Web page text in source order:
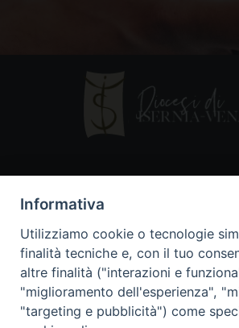
86170 Isernia
086550849
I nostri social
Informativa
Utilizziamo cookie o tecnologie
finalità tecniche e, con il tuo
altre finalità ("interazioni e
"miglioramento dell'esperienza",
"targeting e pubblicità") come